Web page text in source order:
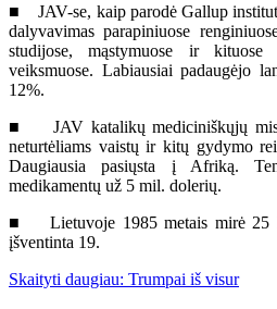
■ JAV-se, kaip parodė Gallup
dalyvavimas parapiniuose
studijose, mąstymuose ir kituose
veiksmuose. Labiausiai padaugėjo
12%.
■ JAV katalikų mediciniškųjų
neturtėliams vaistų ir kitų gydymo
Daugiausia pasiųsta į Afriką.
medikamentų už 5 mil. dolerių.
■ Lietuvoje 1985 metais mirė 25
įšventinta 19.
Skaityti daugiau: Trumpai iš visur